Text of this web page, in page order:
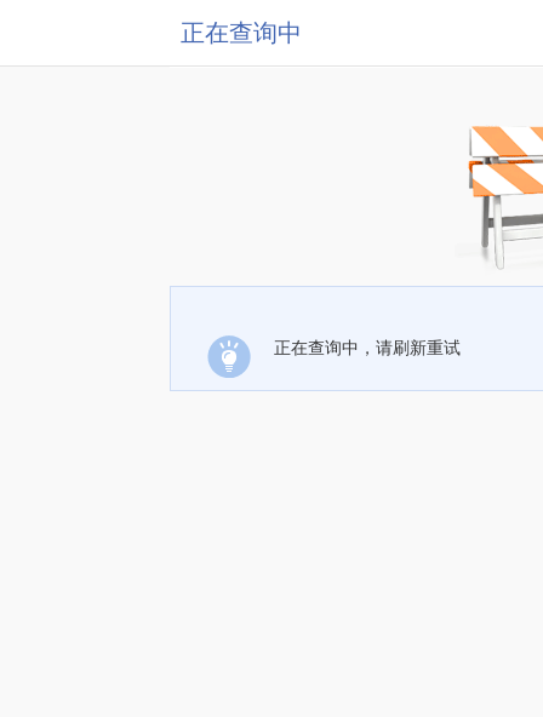
正在查询中
正在查询中，请刷新重试